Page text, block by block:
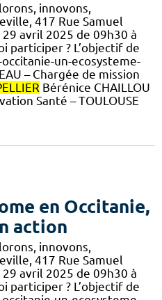
innovons,
417 Rue Samuel
29 avril 2025 de 09h30 à
participer ? L’objectif de
un-ecosysteme-
– Chargée de mission
Bérénice CHAILLOU
Santé – TOULOUSE
en Occitanie,
action
innovons,
417 Rue Samuel
29 avril 2025 de 09h30 à
participer ? L’objectif de